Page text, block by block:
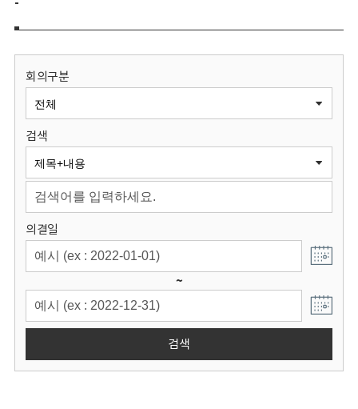
보
원
회
회의구분
검색
의결일
~
검색